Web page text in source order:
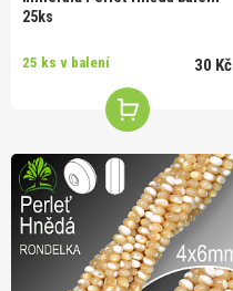
25ks
25 ks v balení 30 Kč